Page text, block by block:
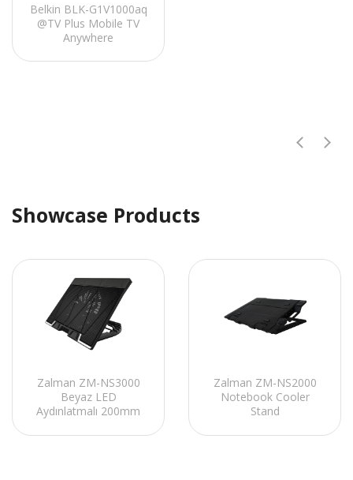
Belkin BLK-G1V1000aq
@TV Plus Mobile TV
Anywhere
Showcase Products
Zalman ZM-NS3000
Beyaz LED
Aydınlatmalı 200mm
Soğutucu Stand
Zalman ZM-NS2000
Notebook Cooler
Stand